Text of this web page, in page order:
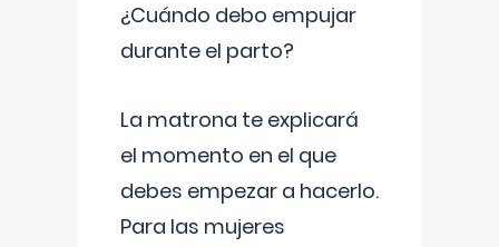
¿Cuándo debo empujar
durante el parto?
La matrona te explicará
el momento en el que
debes empezar a hacerlo.
Para las mujeres